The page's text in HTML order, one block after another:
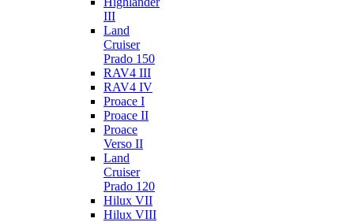
III
Land
Cruiser
Prado 150
RAV4 III
RAV4 IV
Proace I
Proace II
Proace
Verso II
Land
Cruiser
Prado 120
Hilux VII
Hilux VIII